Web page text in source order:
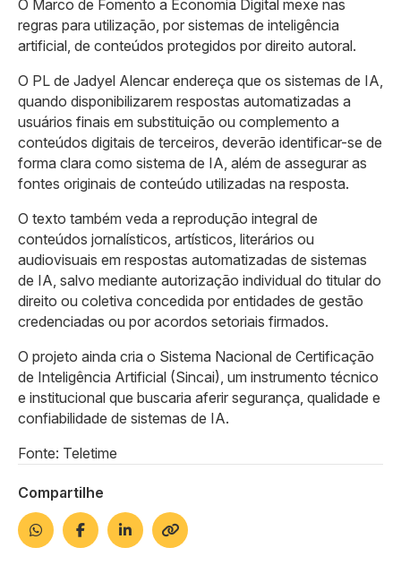
O Marco de Fomento a Economia Digital mexe nas
regras para utilização, por sistemas de inteligência
artificial, de conteúdos protegidos por direito autoral.
O PL de Jadyel Alencar endereça que os sistemas de IA,
quando disponibilizarem respostas automatizadas a
usuários finais em substituição ou complemento a
conteúdos digitais de terceiros, deverão identificar-se de
forma clara como sistema de IA, além de assegurar as
fontes originais de conteúdo utilizadas na resposta.
O texto também veda a reprodução integral de
conteúdos jornalísticos, artísticos, literários ou
audiovisuais em respostas automatizadas de sistemas
de IA, salvo mediante autorização individual do titular do
direito ou coletiva concedida por entidades de gestão
credenciadas ou por acordos setoriais firmados.
O projeto ainda cria o Sistema Nacional de Certificação
de Inteligência Artificial (Sincai), um instrumento técnico
e institucional que buscaria aferir segurança, qualidade e
confiabilidade de sistemas de IA.
Fonte: Teletime
Compartilhe